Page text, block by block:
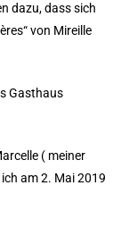
dazu, dass sich
von Mireille
Gasthaus
( meiner
am 2. Mai 2019